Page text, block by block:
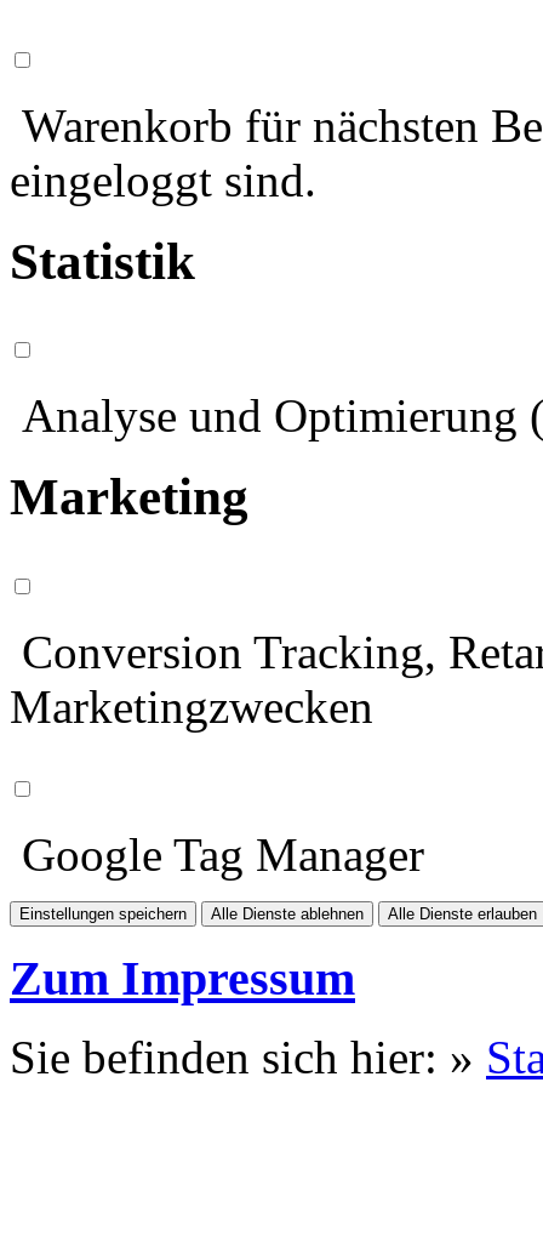
Warenkorb für nächsten
eingeloggt sind.
Statistik
Analyse und Optimierung
Marketing
Conversion Tracking,
Marketingzwecken
Google Tag Manager
Einstellungen speichern Alle Dienste ablehnen Alle Dienste erlauben
Zum Impressum
Sie befinden sich hier: »